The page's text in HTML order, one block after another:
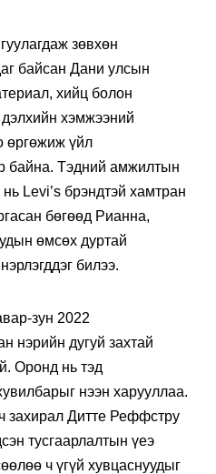
зөвхөн
байсан Дани улсын
хийц болон
хэмжээний
өргөжиж үйл
байна. Тэдний амжилтын
Levi’s брэндтэй хамтран
бөгөөд Рианна,
өмсөх дуртай
билээ.
зун 2022
нэрийн дугуй захтай
Оронд нь тэд
нээн харууллаа.
захирал Дитте Реффстру
тусгаарлалтын үеэ
ч үгүй хувцаснуудыг